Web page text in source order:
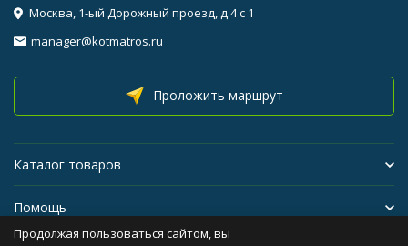
Москва, 1-ый Дорожный проезд, д.4 с 1
manager@kotmatros.ru
Проложить маршрут
Каталог товаров
Помощь
Продолжая пользоваться сайтом, вы